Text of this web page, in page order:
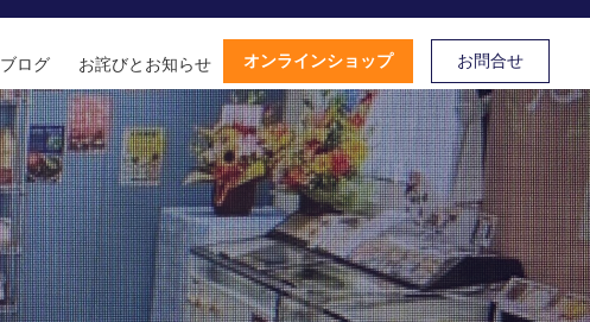
お問合せ
オンラインショップ
ブログ お詫びとお知らせ